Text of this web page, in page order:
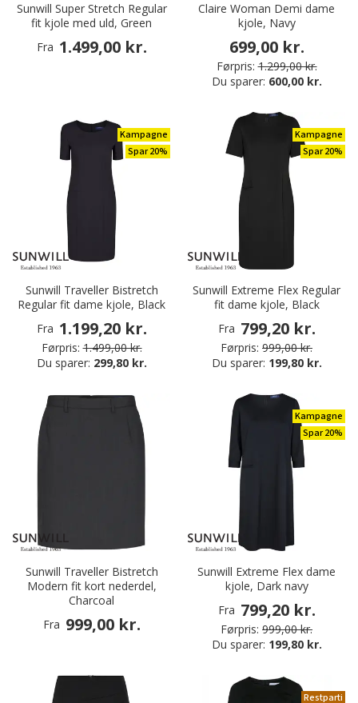
Sunwill Super Stretch Regular
fit kjole med uld, Green
Fra 1.499,00 kr.
Claire Woman Demi dame
kjole, Navy
699,00 kr.
Førpris: 1.299,00 kr.
Du sparer: 600,00 kr.
Kampagne
Spar 20%
Sunwill Traveller Bistretch
Regular fit dame kjole, Black
Fra 1.199,20 kr.
Førpris: 1.499,00 kr.
Du sparer: 299,80 kr.
Kampagne
Spar 20%
Sunwill Extreme Flex Regular
fit dame kjole, Black
Fra 799,20 kr.
Førpris: 999,00 kr.
Du sparer: 199,80 kr.
Sunwill Traveller Bistretch
Modern fit kort nederdel,
Charcoal
Fra 999,00 kr.
Kampagne
Spar 20%
Sunwill Extreme Flex dame
kjole, Dark navy
Fra 799,20 kr.
Førpris: 999,00 kr.
Du sparer: 199,80 kr.
Restparti